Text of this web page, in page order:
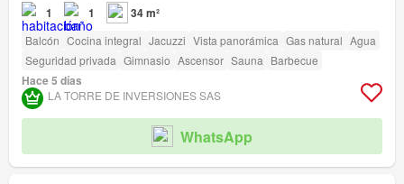
1 1 34 m²
Balcón Cocina integral Jacuzzi Vista panorámica Gas natural Agua
Seguridad privada Gimnasio Ascensor Sauna Barbecue
Hace 5 días
LA TORRE DE INVERSIONES SAS
WhatsApp